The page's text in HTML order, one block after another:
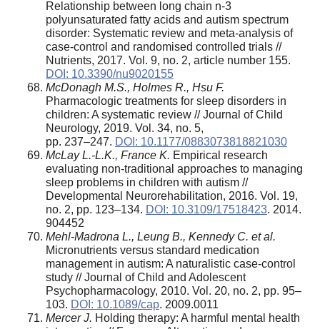
Relationship between long chain n-3
polyunsaturated fatty acids and autism spectrum
disorder: Systematic review and meta-analysis of
case-control and randomised controlled trials //
Nutrients, 2017. Vol. 9, no. 2, article number 155.
DOI: 10.3390/nu9020155
McDonagh M.S., Holmes R., Hsu F.
Pharmacologic treatments for sleep disorders in
children: A systematic review // Journal of Child
Neurology, 2019. Vol. 34, no. 5,
pp. 237–247. DOI: 10.1177/0883073818821030
McLay L.-L.K., France K. Empirical research
evaluating non-traditional approaches to managing
sleep problems in children with autism //
Developmental Neurorehabilitation, 2016. Vol. 19,
no. 2, pp. 123–134. DOI: 10.3109/17518423. 2014.
904452
Mehl-Madrona L., Leung B., Kennedy C. et al.
Micronutrients versus standard medication
management in autism: A naturalistic case-control
study // Journal of Child and Adolescent
Psychopharmacology, 2010. Vol. 20, no. 2, pp. 95–
103. DOI: 10.1089/cap. 2009.0011
Mercer J. Holding therapy: A harmful mental health